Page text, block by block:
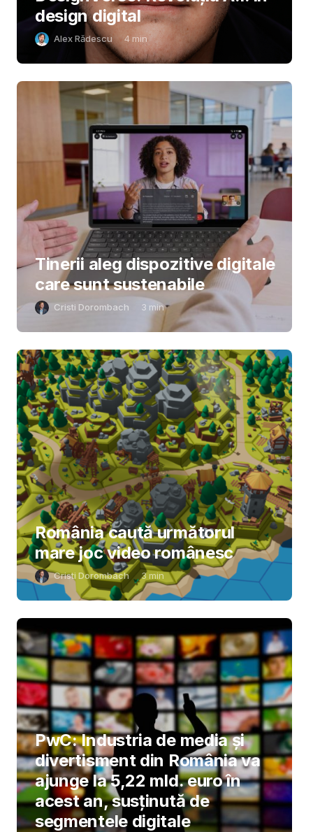
design digital
Alex Rădescu 4 min
Tinerii aleg dispozitive digitale
care sunt sustenabile
Cristi Dorombach 3 min
România caută următorul
mare joc video românesc
Cristi Dorombach 3min
PwC: Industria de media și
divertisment din România va
ajunge la 5,22 mld. euro în
acest an, susținută de
segmentele digitale